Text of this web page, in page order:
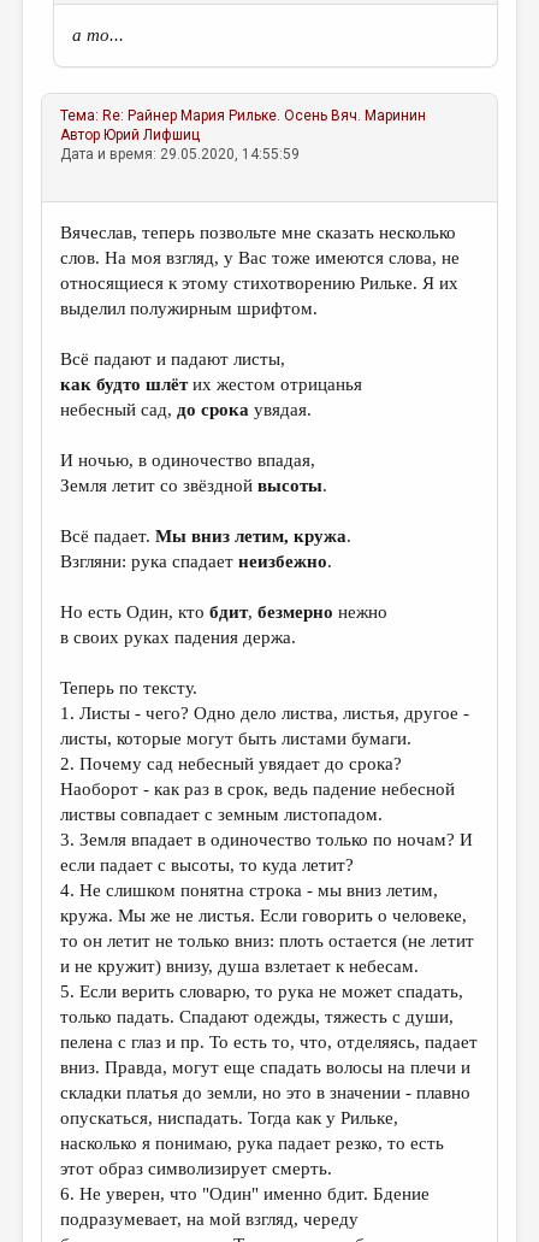
а то...
Тема: Re: Райнер Мария Рильке. Осень Вяч. Маринин
Автор Юрий Лифшиц
Дата и время: 29.05.2020, 14:55:59
Вячеслав, теперь позвольте мне сказать несколько
слов. На моя взгляд, у Вас тоже имеются слова, не
относящиеся к этому стихотворению Рильке. Я их
выделил полужирным шрифтом.
Всё падают и падают листы,
как будто шлётих жестом отрицанья
небесный сад, до срока увядая.
И ночью, в одиночество впадая,
Земля летит со звёзднойвысоты.
Всё падает.Мы вниз летим, кружа.
Взгляни: рука спадаетнеизбежно.
Но есть Один, ктобдит,безмернонежно
в своих руках падения держа.
Теперь по тексту.
1. Листы - чего? Одно дело листва, листья, другое -
листы, которые могут быть листами бумаги.
2. Почему сад небесный увядает до срока?
Наоборот - как раз в срок, ведь падение небесной
листвы совпадает с земным листопадом.
3. Земля впадает в одиночество только по ночам? И
если падает с высоты, то куда летит?
4. Не слишком понятна строка - мы вниз летим,
кружа. Мы же не листья. Если говорить о человеке,
то он летит не только вниз: плоть остается (не летит
и не кружит) внизу, душа взлетает к небесам.
5. Если верить словарю, то рука не может спадать,
только падать. Спадают одежды, тяжесть с души,
пелена с глаз и пр. То есть то, что, отделяясь, падает
вниз. Правда, могут еще спадать волосы на плечи и
складки платья до земли, но это в значении - плавно
опускаться, ниспадать. Тогда как у Рильке,
насколько я понимаю, рука падает резко, то есть
этот образ символизирует смерть.
6. Не уверен, что "Один" именно бдит. Бдение
подразумевает, на мой взгляд, череду